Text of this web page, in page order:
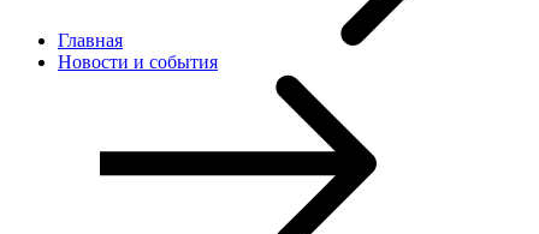
Главная
Новости и cобытия